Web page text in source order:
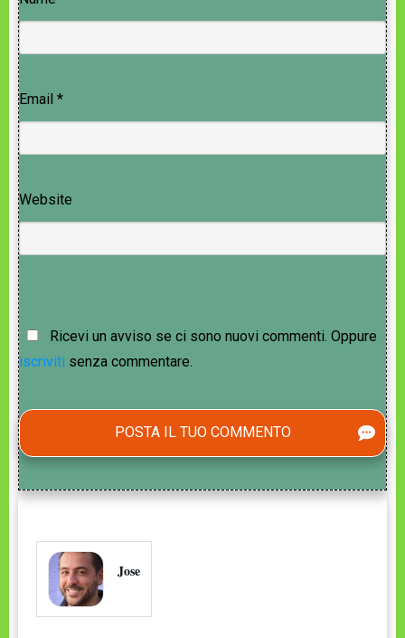
Email *
Website
Ricevi un avviso se ci sono nuovi commenti. Oppure
iscriviti senza commentare.
POSTA IL TUO COMMENTO
Jose